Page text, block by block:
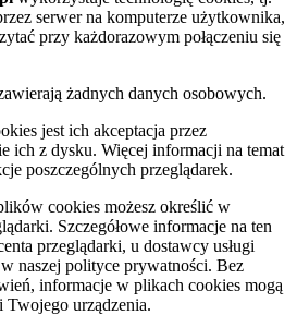
serwer na komputerze użytkownika,
przy każdorazowym połączeniu się
żadnych danych osobowych.
jest ich akceptacja przez
ich z dysku. Więcej informacji na temat
poszczególnych przeglądarek.
cookies możesz określić w
Szczegółowe informacje na ten
przeglądarki, u dostawcy usługi
naszej polityce prywatności. Bez
informacje w plikach cookies mogą
Twojego urządzenia.